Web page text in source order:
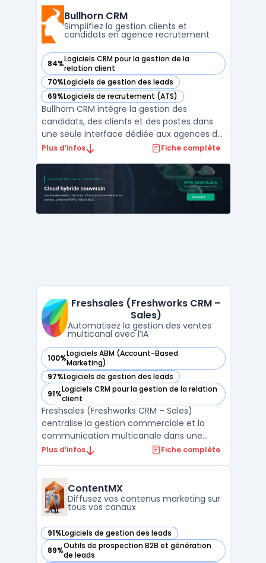
acheteurs, afin de fournir des insights
factuels sur les actions à ...
Bullhorn CRM
Simplifiez la gestion clients et
candidats en agence recrutement
84%Logiciels CRM pour la gestion de la
relation client
— voir Bullhorn CRM dans cette catégorie
70%Logiciels de gestion des leads
— voir Bullhorn CRM dans cette catégorie
69%Logiciels de recrutement (ATS)
— voir Bullhorn CRM dans cette catégorie
Bullhorn CRM intègre la gestion des
candidats, des clients et des postes dans
une seule interface dédiée aux agences de
recrutement et d’intérim. L’outil prend en
de l’identification de profils à la mise en
poste, en associant l’applicant tracking et la
gesti ...
Plus d’infos Fiche complète
Freshsales (Freshworks CRM –
Sales)
Automatisez la gestion des ventes
multicanal avec l’IA
100%Logiciels ABM (Account-Based
Marketing)
— voir Freshsales (Freshworks CRM – Sales) dans cette
97%Logiciels de gestion des leads
— voir Freshsales (Freshworks CRM – Sales) dans cette
91%Logiciels CRM pour la gestion de la relation
client
— voir Freshsales (Freshworks CRM – Sales) dans cette
Freshsales (Freshworks CRM – Sales)
centralise la gestion commerciale et la
communication multicanale dans une
interface organisée pour les équipes de
pipeline commercial jusqu’au suivi avancé
des remontées clients, s’ad ...
Plus d’infos Fiche complète
ContentMX
Diffusez vos contenus marketing sur
tous vos canaux
91%Logiciels de gestion des leads
— voir ContentMX dans cette catégorie
89%Outils de prospection B2B et génération
de leads
— voir ContentMX dans cette catégorie